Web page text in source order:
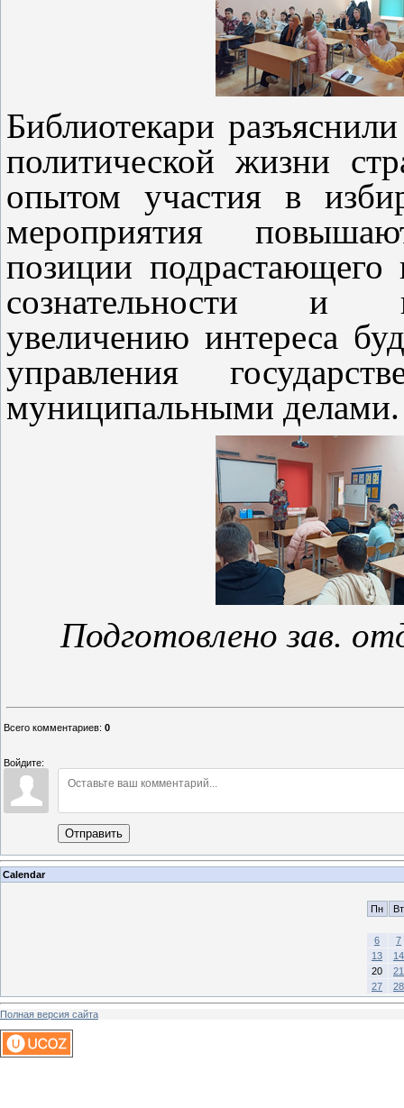
Библиотекари
политической жизни
опытом участия в
мероприятия
позиции подрастающего
сознательности и
увеличению интереса
управления
муниципальными делами.
Подготовлено зав.
Всего комментариев: 0
Войдите:
Отправить
Calendar
Пн Вт
6
7
13
14
20
21
27
28
Полная версия сайта